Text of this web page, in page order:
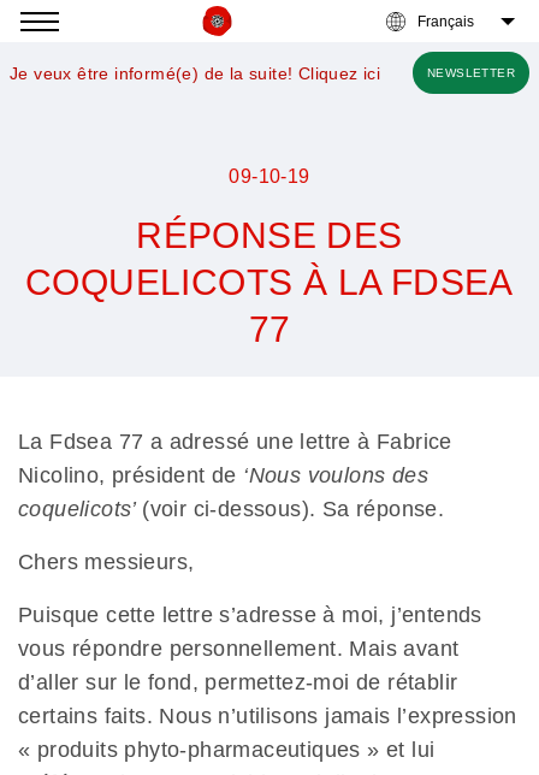
Je veux être informé(e) de la suite! Cliquez ici NEWSLETTER
09-10-19
RÉPONSE DES
COQUELICOTS À LA FDSEA
77
coquelicots
La Fdsea 77 a adressé une lettre à Fabrice
Nicolino, président de ‘Nous voulons des
coquelicots’ (voir ci-dessous). Sa réponse.
Chers messieurs,
Puisque cette lettre s’adresse à moi, j’entends
vous répondre personnellement. Mais avant
d’aller sur le fond, permettez-moi de rétablir
certains faits. Nous n’utilisons jamais l’expression
« produits phyto-pharmaceutiques » et lui
à